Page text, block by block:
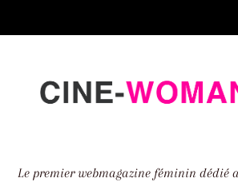
down
Le premier webmagazine féminin dédié